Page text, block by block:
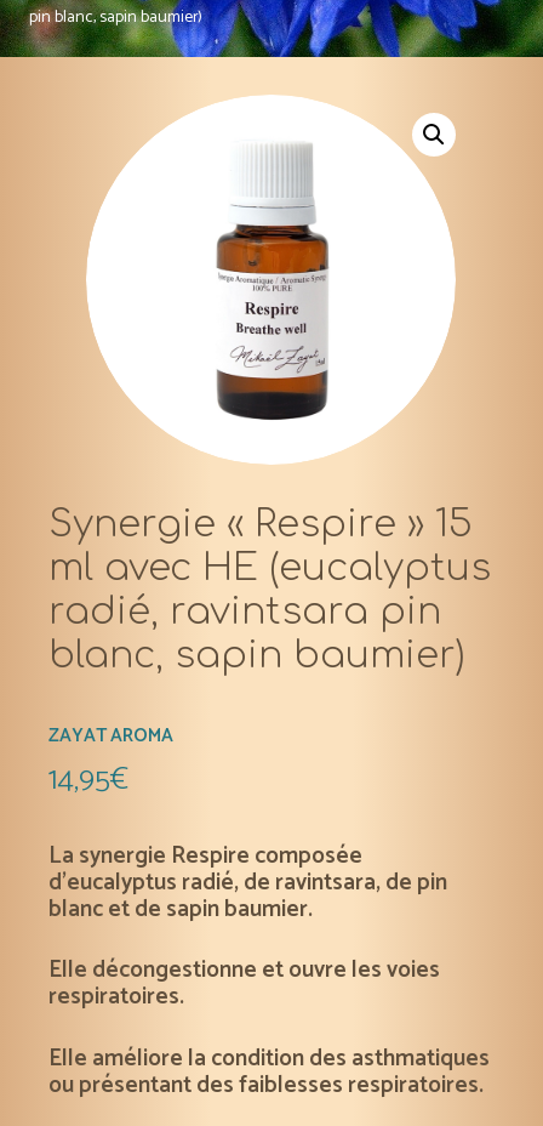
pin blanc, sapin baumier)
Synergie « Respire » 15
ml avec HE (eucalyptus
radié, ravintsara pin
blanc, sapin baumier)
ZAYAT AROMA
14,95€
La synergie Respire composée
d’eucalyptus radié, de ravintsara, de pin
blanc et de sapin baumier.
Elle décongestionne et ouvre les voies
respiratoires.
Elle améliore la condition des asthmatiques
ou présentant des faiblesses respiratoires.